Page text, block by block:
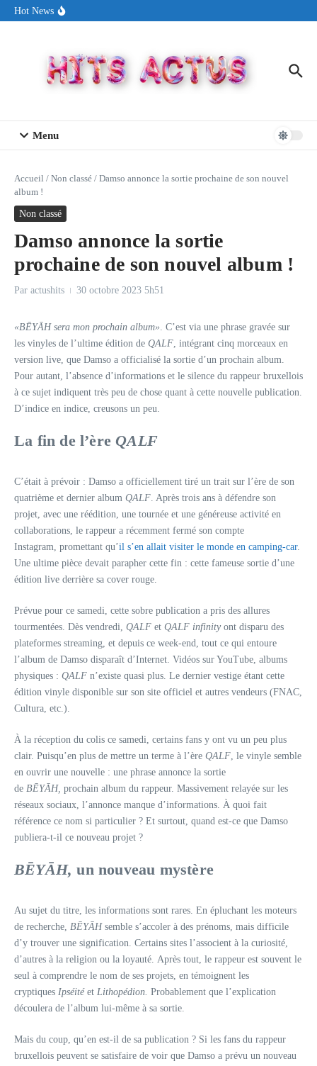
Aller au contenu
Hot News
« New Day »
Menu
Accueil / Non classé / Damso annonce la sortie prochaine de son nouvel
album !
Non classé
Damso annonce la sortie
prochaine de son nouvel album !
Par actushits 30 octobre 2023 5h51
«BĒYĀH sera mon prochain album». C’est via une phrase gravée sur
les vinyles de l’ultime édition de QALF, intégrant cinq morceaux en
version live, que Damso a officialisé la sortie d’un prochain album.
Pour autant, l’absence d’informations et le silence du rappeur bruxellois
à ce sujet indiquent très peu de chose quant à cette nouvelle publication.
D’indice en indice, creusons un peu.
La fin de l’èreQALF
C’était à prévoir : Damso a officiellement tiré un trait sur l’ère de son
quatrième et dernier album QALF. Après trois ans à défendre son
projet, avec une réédition, une tournée et une généreuse activité en
collaborations, le rappeur a récemment fermé son compte
Instagram, promettant qu’il s’en allait visiter le monde en camping-car.
Une ultime pièce devait parapher cette fin : cette fameuse sortie d’une
édition live derrière sa cover rouge.
Prévue pour ce samedi, cette sobre publication a pris des allures
tourmentées. Dès vendredi, QALF et QALF infinity ont disparu des
plateformes streaming, et depuis ce week-end, tout ce qui entoure
l’album de Damso disparaît d’Internet. Vidéos sur YouTube, albums
physiques : QALF n’existe quasi plus. Le dernier vestige étant cette
édition vinyle disponible sur son site officiel et autres vendeurs (FNAC,
Cultura, etc.).
À la réception du colis ce samedi, certains fans y ont vu un peu plus
clair. Puisqu’en plus de mettre un terme à l’ère QALF, le vinyle semble
en ouvrir une nouvelle : une phrase annonce la sortie
de BĒYĀH, prochain album du rappeur. Massivement relayée sur les
réseaux sociaux, l’annonce manque d’informations. À quoi fait
référence ce nom si particulier ? Et surtout, quand est-ce que Damso
publiera-t-il ce nouveau projet ?
BĒYĀH,un nouveau mystère
Au sujet du titre, les informations sont rares. En épluchant les moteurs
de recherche, BĒYĀH semble s’accoler à des prénoms, mais difficile
d’y trouver une signification. Certains sites l’associent à la curiosité,
d’autres à la religion ou la loyauté. Après tout, le rappeur est souvent le
seul à comprendre le nom de ses projets, en témoignent les
cryptiques Ipséité et Lithopédion. Probablement que l’explication
découlera de l’album lui-même à sa sortie.
Mais du coup, qu’en est-il de sa publication ? Si les fans du rappeur
bruxellois peuvent se satisfaire de voir que Damso a prévu un nouveau